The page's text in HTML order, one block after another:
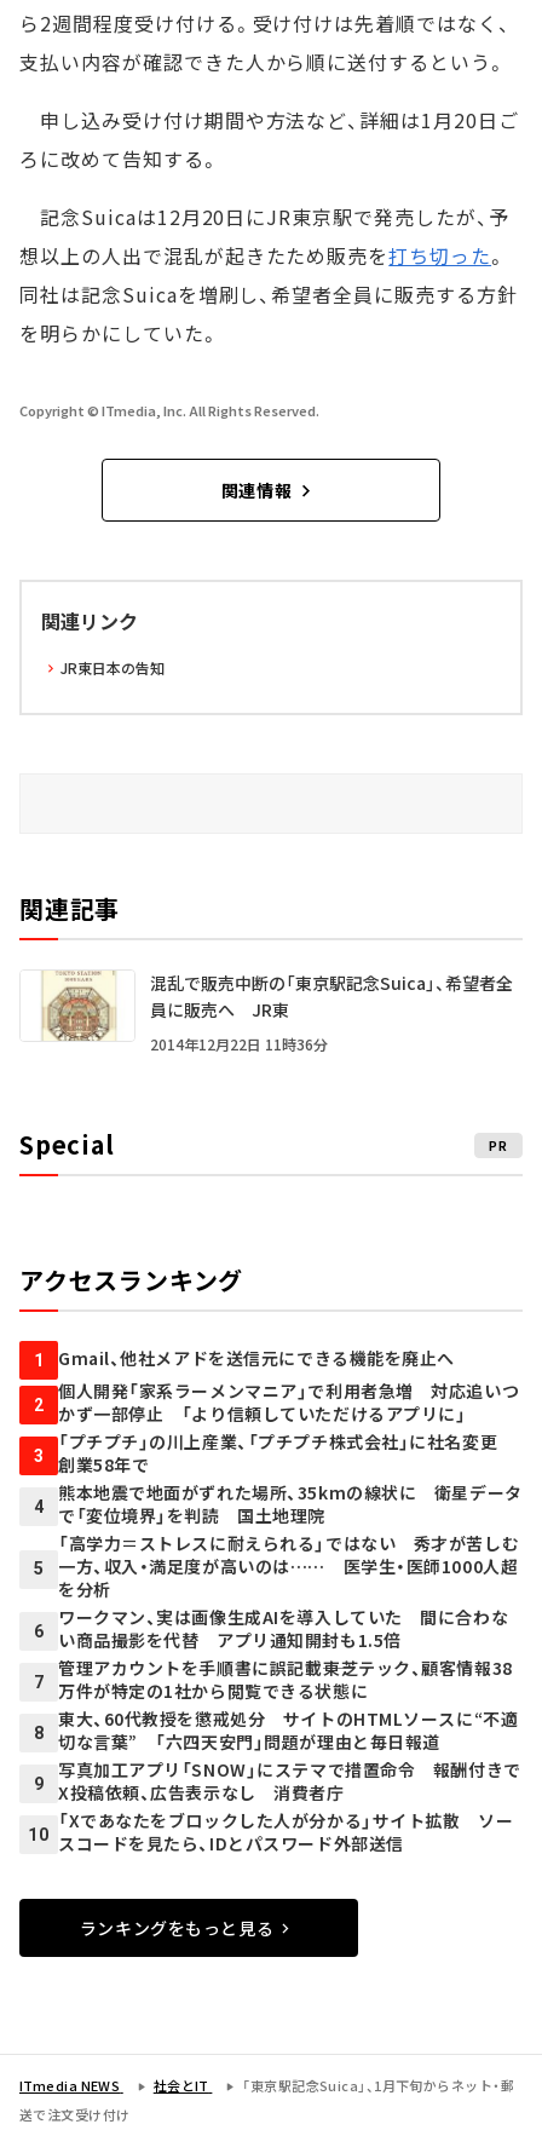
ら2週間程度受け付ける。受け付けは先着順ではなく、
支払い内容が確認できた人から順に送付するという。
申し込み受け付け期間や方法など、詳細は1月20日ご
ろに改めて告知する。
記念Suicaは12月20日にJR東京駅で発売したが、予
想以上の人出で混乱が起きたため販売を打ち切った。
同社は記念Suicaを増刷し、希望者全員に販売する方針
を明らかにしていた。
Copyright © ITmedia, Inc. All Rights Reserved.
関連情報
関連リンク
JR東日本の告知
関連記事
混乱で販売中断の「東京駅記念Suica」、希望者全
員に販売へ JR東
2014年12月22日 11時36分
Special PR
アクセスランキング
1 Gmail、他社メアドを送信元にできる機能を廃止へ
2
個人開発「家系ラーメンマニア」で利用者急増 対応追いつ
かず一部停止 「より信頼していただけるアプリに」
3
「プチプチ」の川上産業、「プチプチ株式会社」に社名変更
創業58年で
4
熊本地震で地面がずれた場所、35kmの線状に 衛星データ
で「変位境界」を判読 国土地理院
5
「高学力＝ストレスに耐えられる」ではない 秀才が苦しむ
一方、収入・満足度が高いのは…… 医学生・医師1000人超
を分析
6
ワークマン、実は画像生成AIを導入していた 間に合わな
い商品撮影を代替 アプリ通知開封も1.5倍
7
管理アカウントを手順書に誤記載――東芝テック、顧客情報38
万件が特定の1社から閲覧できる状態に
8
東大、60代教授を懲戒処分 サイトのHTMLソースに“不適
切な言葉” 「六四天安門」問題が理由と毎日報道
9
写真加工アプリ「SNOW」にステマで措置命令 報酬付きで
X投稿依頼、広告表示なし 消費者庁
10
「Xであなたをブロックした人が分かる」サイト拡散 ソー
スコードを見たら、IDとパスワード外部送信
ランキングをもっと見る
ITmedia NEWS 社会とIT
「東京駅記念Suica」、1月下旬からネット・郵
送で注文受け付け